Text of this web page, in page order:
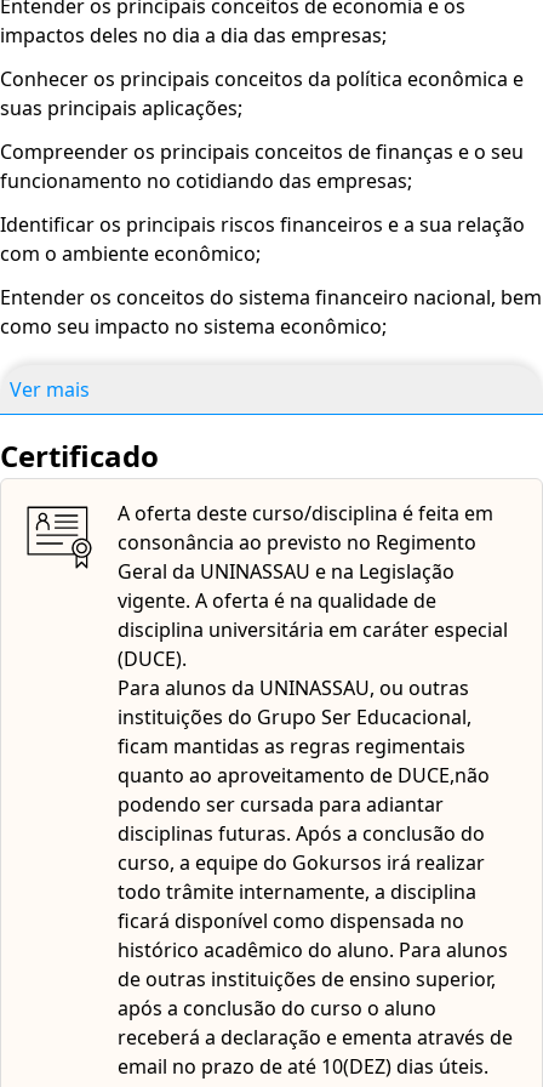
que atender aos requisitos de aprovação nas avaliações e
participar no mínimo de 75% das atividades previstas
conforme o cronograma.
CERTIFICAÇÃO
A oferta deste curso/disciplina é feita pelo curso de
Ciências Contábeis (portaria MEC nº 6, de 02/01/2018) da
UNINASSAU - Centro Universitário Maurício de Nassau
(portaria de credenciamento nº 701, de 28/05/2012), em
consonância ao previsto no Regimento Geral da
UNINASSAU e na Legislação vigente. A oferta é na
qualidade de disciplina em caráter especial (DCE).
da realização das provas com obtenção de nota média
igual ou superior a sete também será feita pelo curso de
Ciências Contábeis da UNINASSAU. Para alunos da
UNINASSAU, ou outras instituições do Grupo Ser
Educacional, ficam mantidas as regras regimentais quanto
ao aproveitamento de DCE, não podendo ser cursada para
adiantar disciplinas futuras.
A UNINASSAU é uma instituição reconhecida pelo MEC e
com autorização para oferta de educação a distância nas
modalidades de graduação e pós-graduação.
Entender os principais conceitos de economia e os
impactos deles no dia a dia das empresas;
Conhecer os principais conceitos da política econômica e
suas principais aplicações;
Compreender os principais conceitos de finanças e o seu
funcionamento no cotidiando das empresas;
Identificar os principais riscos financeiros e a sua relação
com o ambiente econômico;
Entender os conceitos do sistema financeiro nacional, bem
como seu impacto no sistema econômico;
financeiro nacional;
Compreender o funcionamento da política monetária;
Compreender o funcionamento do mercado cambial;
Entender os conceitos do mercado de capitais;
Conhecer quais são os riscos no sistema bancário;
Compreender o funcionamento da análise de crédito;
Compreender o funcionamento do mercado cambial.
Ver mais
Certificado
A oferta deste curso/disciplina é feita em
consonância ao previsto no Regimento
Geral da UNINASSAU e na Legislação
vigente. A oferta é na qualidade de
disciplina universitária em caráter especial
(DUCE).
Para alunos da UNINASSAU, ou outras
instituições do Grupo Ser Educacional,
ficam mantidas as regras regimentais
quanto ao aproveitamento de DUCE,não
podendo ser cursada para adiantar
disciplinas futuras. Após a conclusão do
curso, a equipe do Gokursos irá realizar
todo trâmite internamente, a disciplina
ficará disponível como dispensada no
histórico acadêmico do aluno. Para alunos
de outras instituições de ensino superior,
após a conclusão do curso o aluno
receberá a declaração e ementa através de
email no prazo de até 10(DEZ) dias úteis.